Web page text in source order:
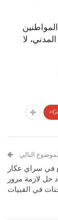
لا
الموضوع التالي
في سراي عكار
حل لازمة مرور
في القبيات